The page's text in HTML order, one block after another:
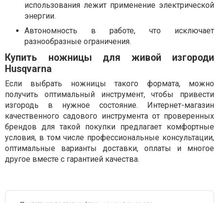
использования лежит применение электрической
энергии.
Автономность в работе, что исключает
разнообразные ограничения.
Купить ножницы для живой изгороди
Husqvarna
Если выбрать ножницы такого формата, можно
получить оптимальный инструмент, чтобы привести
изгородь в нужное состояние. Интернет-магазин
качественного садового инструмента от проверенных
брендов для такой покупки предлагает комфортные
условия, в том числе профессиональные консультации,
оптимальные варианты доставки, оплаты и многое
другое вместе с гарантией качества.